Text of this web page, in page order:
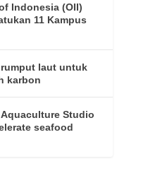
Indonesia (OII)
11 Kampus
laut untuk
karbon
Studio
seafood